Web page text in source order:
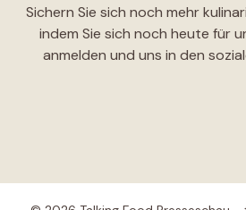
Sichern Sie sich noch mehr
indem Sie sich noch heute für
anmelden und uns in den